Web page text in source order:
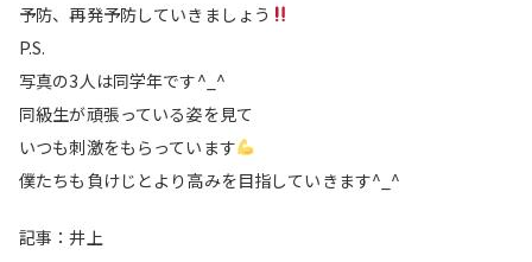
予防、再発予防していきましょう
P.S.
写真の3人は同学年です^_^
同級生が頑張っている姿を見て
いつも刺激をもらっています
僕たちも負けじとより高みを目指していきます^_^
記事：井上